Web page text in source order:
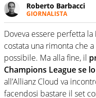
Roberto Barbacci
GIORNALISTA
Giornalista
tuttologo di Virgilio
scherma, di volley
Doveva essere perfetta la
costata una rimonta che
possibile. Ma alla fine, il
Champions League se
all’Allianz Cloud va
facendosi bastare il set